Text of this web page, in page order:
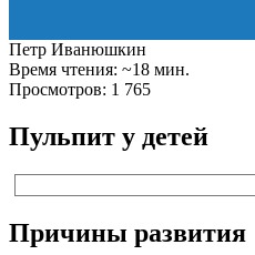
Петр Иванюшкин
Время чтения: ~18 мин.
Просмотров: 1 765
Пульпит у детей
Причины развития